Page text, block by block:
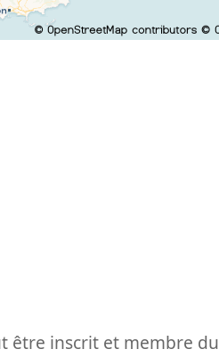
être inscrit et membre du